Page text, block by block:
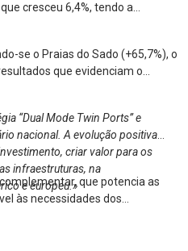
cresceu 6,4%, tendo a
se o Praias do Sado (+65,7%), o
que evidenciam o
“Dual Mode Twin Ports” e
nacional. A evolução positiva
criar valor para os
infraestruturas, na
e europeu.»que potencia as
às necessidades dos